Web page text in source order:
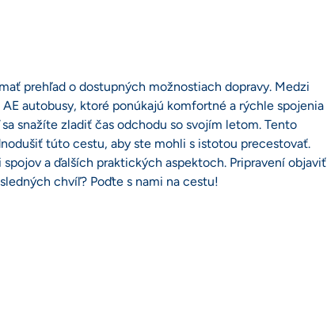
prehľad o dostupných možnostiach dopravy. Medzi
autobusy, ktoré ponúkajú komfortné a rýchle spojenia
snažíte zladiť čas odchodu so svojím letom. Tento
túto cestu, aby ste mohli s istotou precestovať.
a ďalších praktických aspektoch. Pripravení objaviť
chvíľ? Poďte s nami na cestu!